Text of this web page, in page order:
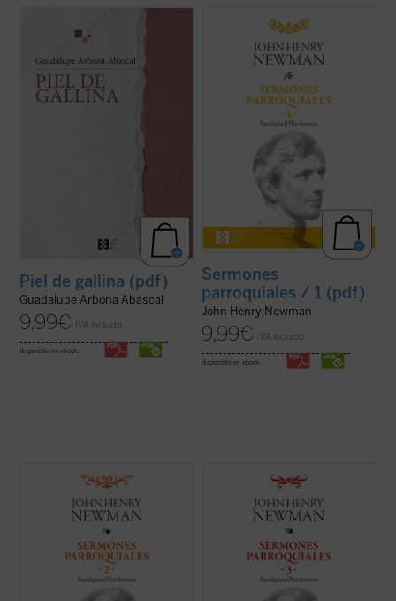
cuando tengo miedo, pero también me
repente caigo en la cuenta de que estoy
viva y que hay alguien que sostiene mi
existencia». Tercera ...(ver ficha)
Piel de gallina (pdf)
Guadalupe Arbona Abascal
9,99€ IVA incluido
disponible en ebook:
Desde su ordenación como pastor
anglicano hasta su muerte como cardenal
católico, la figura de Newman no deja de
sorprender por la coherencia de su
trayectoria. En estosSermones
, un clásico de la espiritualidad
(ver ficha)
Sermones
parroquiales / 1 (pdf)
John Henry Newman
9,99€ IVA incluido
disponible en ebook:
En estos treinta y dos sermones, John
Henry Newman vuelve a poner de
manifiesto su fuerza, frescura y audacia.
Fuerza en la verdad de su mensaje, que es
el mensaje de Dios; frescura en la palabra,
con un lenguaje cercano y familiar que se
(ver ficha)
En este tercer volumen de la serie de los
Sermones parroquiales
se incluyen
veinticinco sermones predicados en la
iglesia de Saint Mary's en Oxford. El genio
humano y cristiano de Newman, que ya era
una autoridad no exenta de polémica en ...